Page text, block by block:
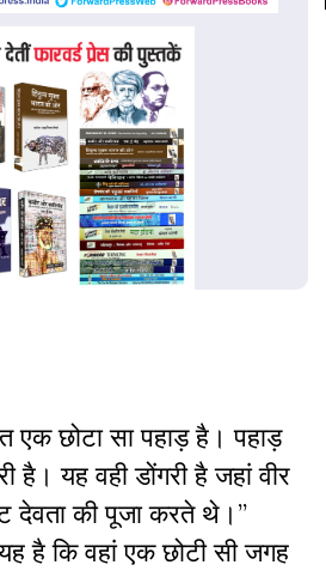
एक छोटा सा पहाड़ है। पहाड़
है। यह वही डोंगरी है जहां वीर
देवता की पूजा करते थे।’’
है कि वहां एक छोटी सी जगह